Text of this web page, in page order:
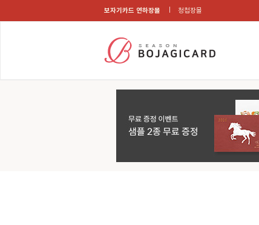
보자기카드 연하장몰 청첩장몰